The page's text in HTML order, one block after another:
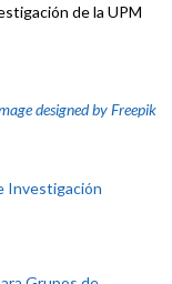
de la UPM
designed by Freepik
Investigación